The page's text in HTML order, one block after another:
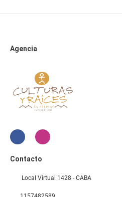
Agencia
Contacto
Local Virtual 1428 - CABA